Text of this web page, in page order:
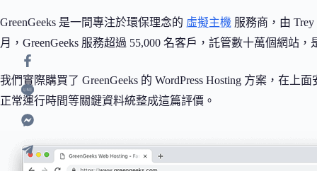
GreenGeeks 是一間專注於環保理念的 虛擬主機 服務商，由
月，GreenGeeks 服務超過 55,000 名客戶，託管數十萬個網站
我們實際購買了 GreenGeeks 的 WordPress Hosting 方案，在上
正常運行時間等關鍵資料統整成這篇評價。